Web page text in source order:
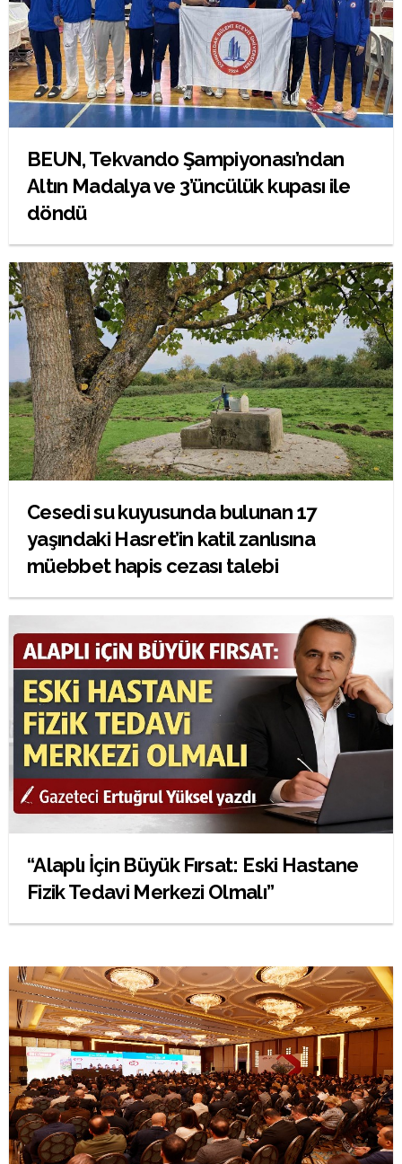
BEUN, Tekvando Şampiyonası’ndan
Altın Madalya ve 3’üncülük kupası ile
döndü
Cesedi su kuyusunda bulunan 17
yaşındaki Hasret’in katil zanlısına
müebbet hapis cezası talebi
“Alaplı İçin Büyük Fırsat: Eski Hastane
Fizik Tedavi Merkezi Olmalı”